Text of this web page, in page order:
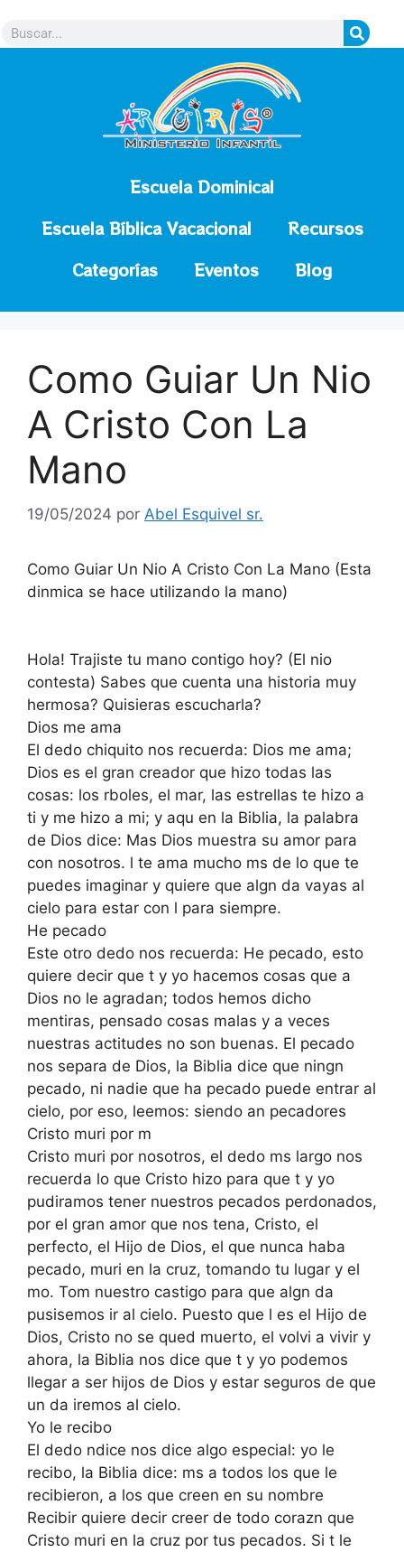
Escuela Dominical
Escuela Bíblica Vacacional
Recursos
Categorías
Eventos Blog
Como Guiar Un Nio
A Cristo Con La
Mano
19/05/2024 por Abel Esquivel sr.
Como Guiar Un Nio A Cristo Con La Mano (Esta
dinmica se hace utilizando la mano)
Hola! Trajiste tu mano contigo hoy? (El nio
contesta) Sabes que cuenta una historia muy
hermosa? Quisieras escucharla?
Dios me ama
El dedo chiquito nos recuerda: Dios me ama;
Dios es el gran creador que hizo todas las
cosas: los rboles, el mar, las estrellas te hizo a
ti y me hizo a mi; y aqu en la Biblia, la palabra
de Dios dice: Mas Dios muestra su amor para
con nosotros. l te ama mucho ms de lo que te
puedes imaginar y quiere que algn da vayas al
cielo para estar con l para siempre.
He pecado
Este otro dedo nos recuerda: He pecado, esto
quiere decir que t y yo hacemos cosas que a
Dios no le agradan; todos hemos dicho
mentiras, pensado cosas malas y a veces
nuestras actitudes no son buenas. El pecado
nos separa de Dios, la Biblia dice que ningn
pecado, ni nadie que ha pecado puede entrar al
cielo, por eso, leemos: siendo an pecadores
Cristo muri por m
Cristo muri por nosotros, el dedo ms largo nos
recuerda lo que Cristo hizo para que t y yo
pudiramos tener nuestros pecados perdonados,
por el gran amor que nos tena, Cristo, el
perfecto, el Hijo de Dios, el que nunca haba
pecado, muri en la cruz, tomando tu lugar y el
mo. Tom nuestro castigo para que algn da
pusisemos ir al cielo. Puesto que l es el Hijo de
Dios, Cristo no se qued muerto, el volvi a vivir y
ahora, la Biblia nos dice que t y yo podemos
llegar a ser hijos de Dios y estar seguros de que
un da iremos al cielo.
Yo le recibo
El dedo ndice nos dice algo especial: yo le
recibo, la Biblia dice: ms a todos los que le
recibieron, a los que creen en su nombre
Recibir quiere decir creer de todo corazn que
Cristo muri en la cruz por tus pecados. Si t le